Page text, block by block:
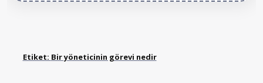
Etiket: Bir yöneticinin görevi nedir